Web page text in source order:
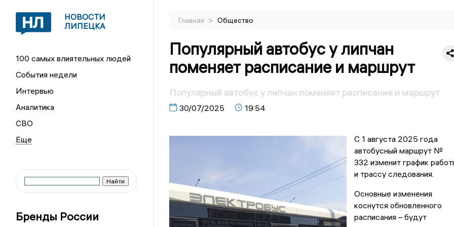
НОВОСТИ
ЛИПЕЦКА
100 самых влиятельных людей
События недели
Интервью
Аналитика
СВО
Бренды России
Главная > Общество
Популярный автобус у липчан
поменяет расписание и маршрут
Популярный автобус у липчан поменяет расписание и маршрут
30/07/2025 19:54
С 1 августа 2025 года
автобусный маршрут №
332 изменит график
и трассу следования.
Основные изменения
коснутся обновленного
расписания – будут